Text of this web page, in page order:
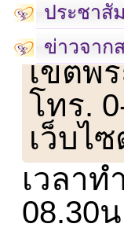
ประชาสั
ข่าวจาก
เลขที่
เขตพ
โทร.
เว็บไ
เวลาท
08.30